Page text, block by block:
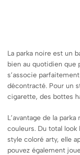
La parka noire est un
bien au quotidien que
s’associe
décontracté. Pour un
cigarette, des bottes
L’avantage de la
couleurs. Du total
style coloré arty, elle
pouvez également